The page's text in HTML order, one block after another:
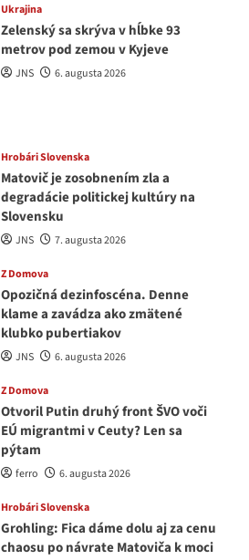
Ukrajina
Zelenský sa skrýva v hĺbke 93
metrov pod zemou v Kyjeve
JNS 6. augusta 2026
Hrobári Slovenska
Matovič je zosobnením zla a
degradácie politickej kultúry na
Slovensku
JNS 7. augusta 2026
Z Domova
Opozičná dezinfoscéna. Denne
klame a zavádza ako zmätené
klubko pubertiakov
JNS 6. augusta 2026
Z Domova
Otvoril Putin druhý front ŠVO voči
EÚ migrantmi v Ceuty? Len sa
pýtam
ferro 6. augusta 2026
Hrobári Slovenska
Grohling: Fica dáme dolu aj za cenu
chaosu po návrate Matoviča k moci